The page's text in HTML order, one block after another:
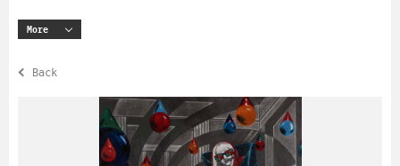
More
Back